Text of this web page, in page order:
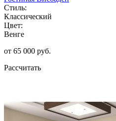
Стиль:
Классический
Цвет:
Венге
от 65 000 руб.
Рассчитать